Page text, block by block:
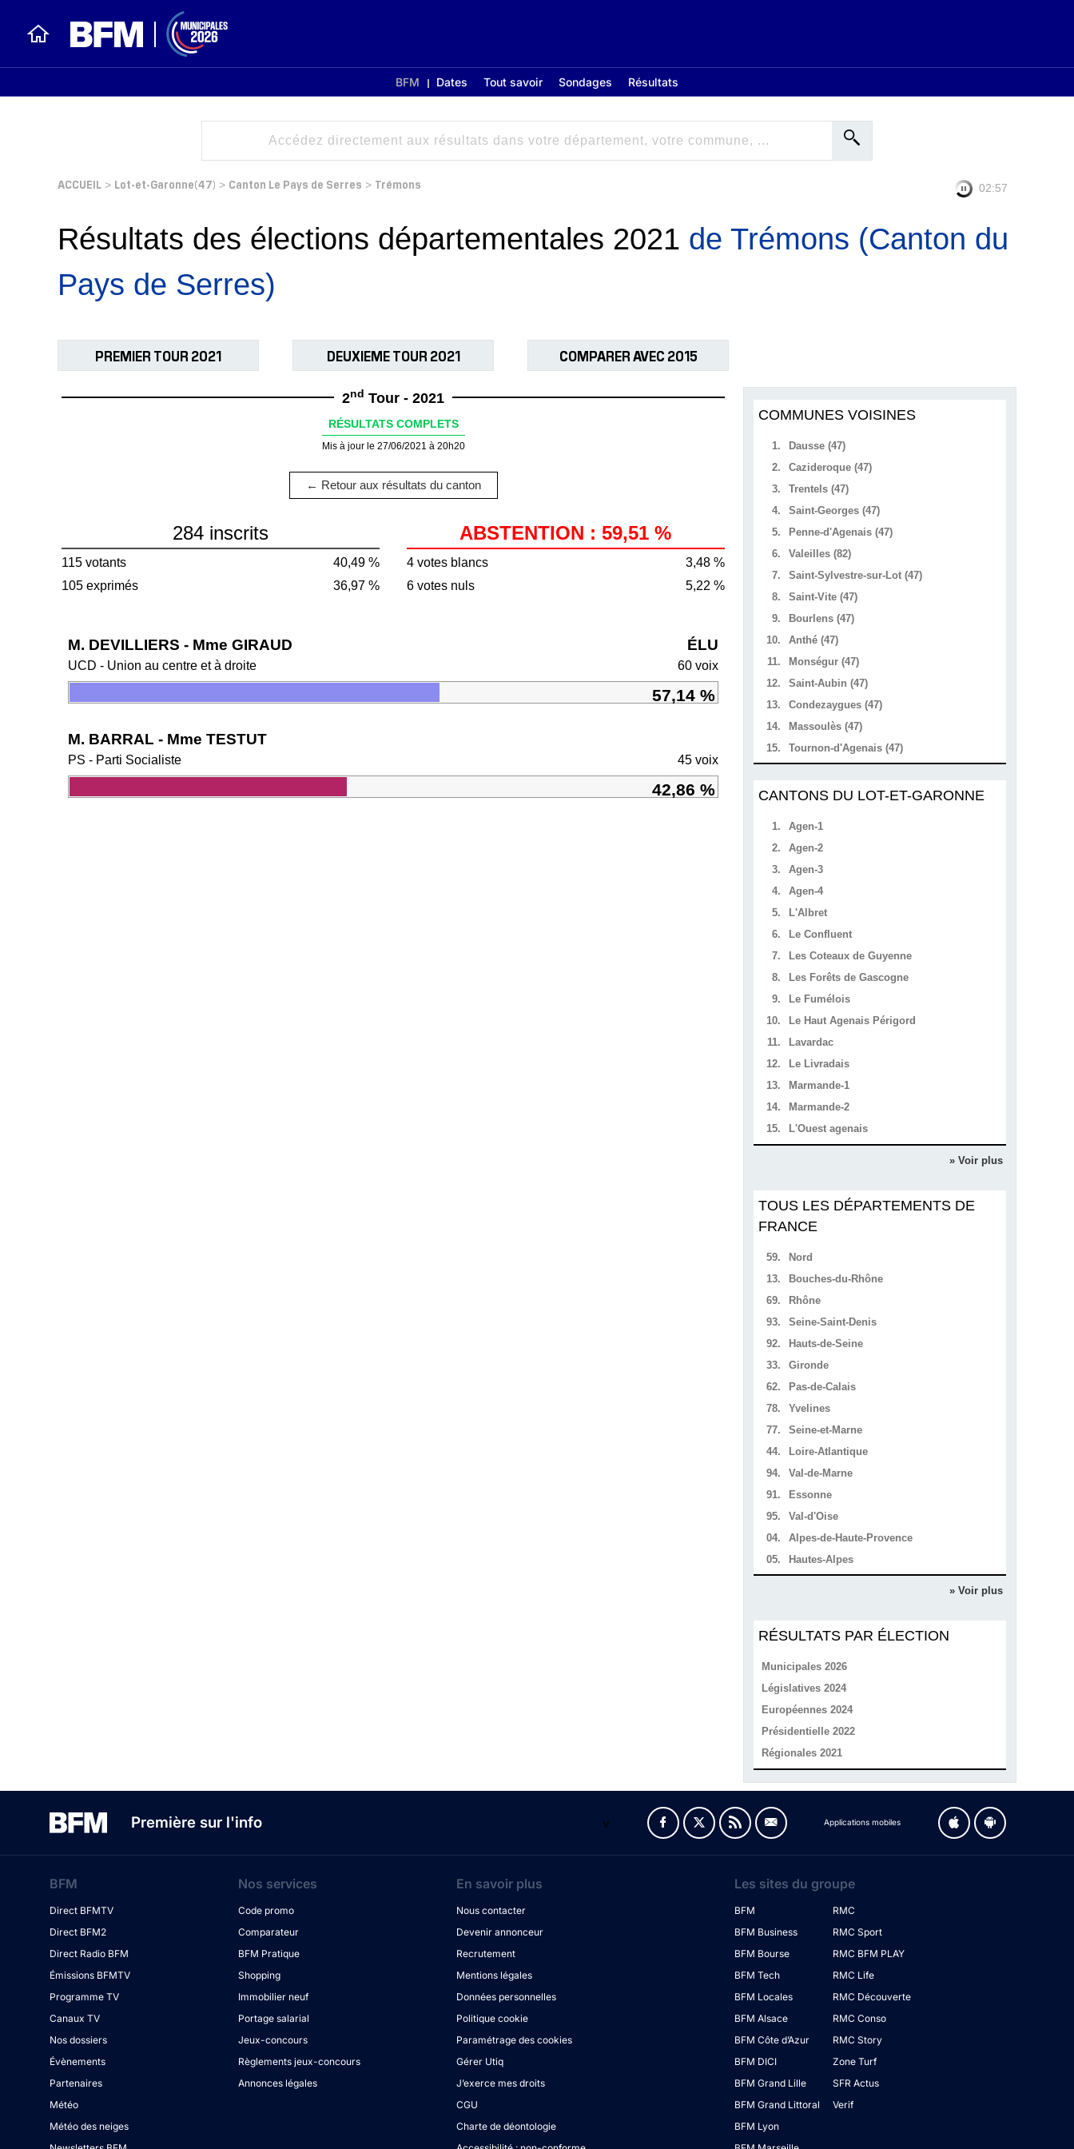
BFM Dates Tout savoir Sondages Résultats
ACCUEIL > Lot-et-Garonne(47) > Canton Le Pays de Serres > Trémons 02:56
Résultats des élections départementales 2021 de Trémons (Canton du
Pays de Serres)
PREMIER TOUR 2021 DEUXIEME TOUR 2021 COMPARER AVEC 2015
2nd Tour - 2021
RÉSULTATS COMPLETS
Mis à jour le 27/06/2021 à 20h20
← Retour aux résultats du canton
284 inscrits
115 votants
40,49 %
105 exprimés
36,97 %
ABSTENTION : 59,51 %
4 votes blancs
3,48 %
6 votes nuls
5,22 %
M. DEVILLIERS - Mme GIRAUD ÉLU
UCD - Union au centre et à droite 60 voix
57,14 %
M. BARRAL - Mme TESTUT
PS - Parti Socialiste 45 voix
42,86 %
COMMUNES VOISINES
1.
Dausse (47)
2.
Cazideroque (47)
3.
Trentels (47)
4.
Saint-Georges (47)
5.
Penne-d'Agenais (47)
6.
Valeilles (82)
7.
Saint-Sylvestre-sur-Lot (47)
8.
Saint-Vite (47)
9.
Bourlens (47)
10.
Anthé (47)
11.
Monségur (47)
12.
Saint-Aubin (47)
13.
Condezaygues (47)
14.
Massoulès (47)
15.
Tournon-d'Agenais (47)
CANTONS DU LOT-ET-GARONNE
1.
Agen-1
2.
Agen-2
3.
Agen-3
4.
Agen-4
5.
L'Albret
6.
Le Confluent
7.
Les Coteaux de Guyenne
8.
Les Forêts de Gascogne
9.
Le Fumélois
10.
Le Haut Agenais Périgord
11.
Lavardac
12.
Le Livradais
13.
Marmande-1
14.
Marmande-2
15.
L'Ouest agenais
» Voir plus
TOUS LES DÉPARTEMENTS DE
FRANCE
59.
Nord
13.
Bouches-du-Rhône
69.
Rhône
93.
Seine-Saint-Denis
92.
Hauts-de-Seine
33.
Gironde
62.
Pas-de-Calais
78.
Yvelines
77.
Seine-et-Marne
44.
Loire-Atlantique
94.
Val-de-Marne
91.
Essonne
95.
Val-d'Oise
04.
Alpes-de-Haute-Provence
05.
Hautes-Alpes
» Voir plus
RÉSULTATS PAR ÉLECTION
Municipales 2026
Législatives 2024
Européennes 2024
Présidentielle 2022
Régionales 2021
Première sur l'info v Applications mobiles
BFM
Direct BFMTV
Direct BFM2
Direct Radio BFM
Émissions BFMTV
Programme TV
Canaux TV
Nos dossiers
Évènements
Partenaires
Météo
Météo des neiges
Nos services
Code promo
Comparateur
BFM Pratique
Shopping
Immobilier neuf
Portage salarial
Jeux-concours
Règlements jeux-concours
Annonces légales
En savoir plus
Nous contacter
Devenir annonceur
Recrutement
Mentions légales
Données personnelles
Politique cookie
Paramétrage des cookies
Gérer Utiq
J’exerce mes droits
CGU
Charte de déontologie
Les sites du groupe
BFM
BFM Business
BFM Bourse
BFM Tech
BFM Locales
BFM Alsace
BFM Côte d’Azur
BFM DICI
BFM Grand Lille
BFM Grand Littoral
BFM Lyon
RMC
RMC Sport
RMC BFM PLAY
RMC Life
RMC Découverte
RMC Conso
RMC Story
Zone Turf
SFR Actus
Verif